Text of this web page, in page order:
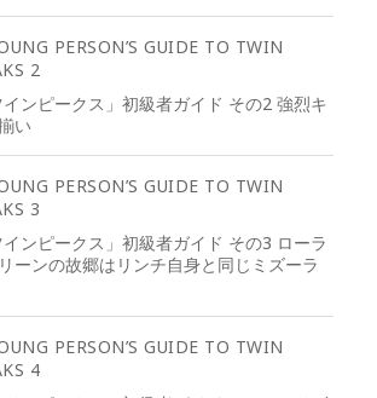
PERSON’S GUIDE TO TWIN
2
インピークス」初級者ガイド その2 強烈キ
い
PERSON’S GUIDE TO TWIN
3
インピークス」初級者ガイド その3 ローラ
ーンの故郷はリンチ自身と同じミズーラ
PERSON’S GUIDE TO TWIN
4